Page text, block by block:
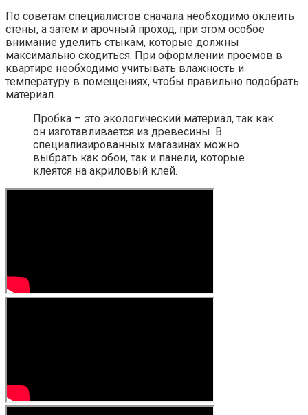
По советам специалистов сначала необходимо оклеить
стены, а затем и арочный проход, при этом особое
внимание уделить стыкам, которые должны
максимально сходиться. При оформлении проемов в
квартире необходимо учитывать влажность и
температуру в помещениях, чтобы правильно подобрать
материал.
Пробка – это экологический материал, так как
он изготавливается из древесины. В
специализированных магазинах можно
выбрать как обои, так и панели, которые
клеятся на акриловый клей.